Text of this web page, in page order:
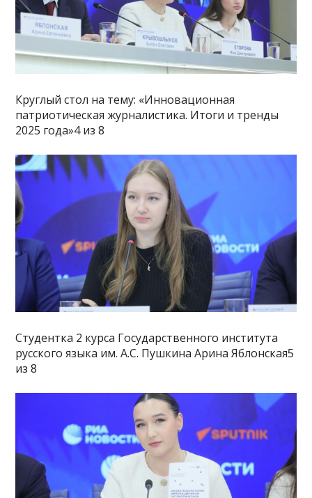
Круглый стол на тему: «Инновационная
патриотическая журналистика. Итоги и тренды
2025 года»4 из 8
Студентка 2 курса Государственного института
русского языка им. А.С. Пушкина Арина Яблонская5
из 8